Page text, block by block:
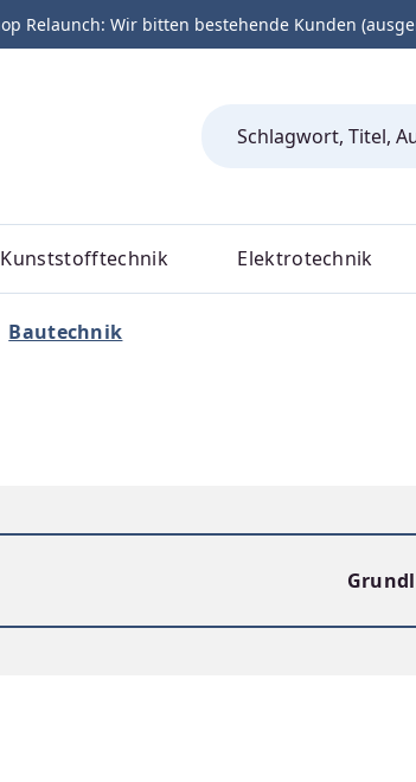
Relaunch: Wir bitten bestehende Kunden
Kunststofftechnik Elektrotechnik
Bautechnik